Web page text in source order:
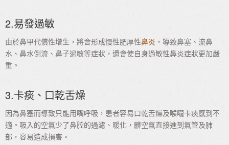
2.易發過敏
由於鼻甲代償性增生，將會形成慢性肥厚性鼻炎 ，導致鼻塞、流鼻
水、鼻水倒流、鼻子過敏等症狀，還會使自身過敏性鼻炎症狀更加嚴
重。
3.卡痰、口乾舌燥
因為鼻塞而導致只能用嘴呼吸，患者容易口乾舌燥及喉嚨卡痰感到不
適。吸入的空氣少了鼻腔的過濾、暖化，髒空氣直接進到氣管及肺
部，容易造成損害。